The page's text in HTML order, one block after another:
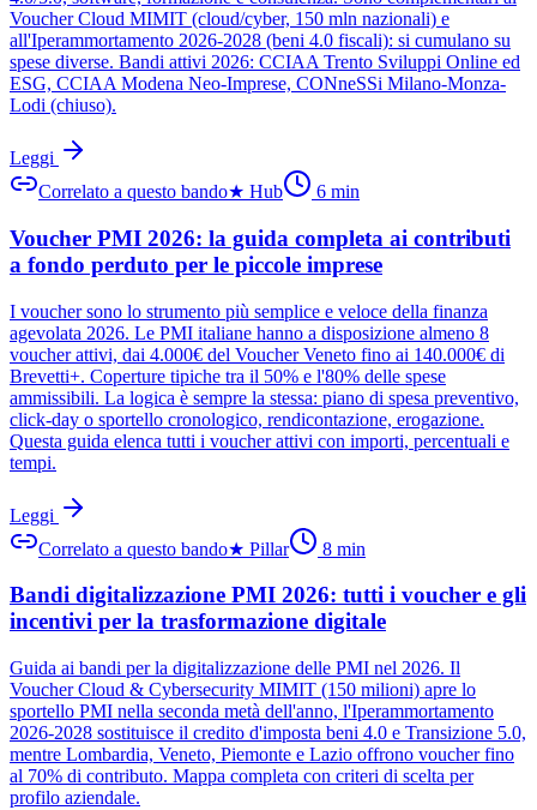
Voucher Cloud MIMIT (cloud/cyber, 150 mln nazionali) e
all'Iperammortamento 2026-2028 (beni 4.0 fiscali): si cumulano su
spese diverse. Bandi attivi 2026: CCIAA Trento Sviluppi Online ed
ESG, CCIAA Modena Neo-Imprese, CONneSSi Milano-Monza-
Lodi (chiuso).
Leggi
Correlato a questo bando★ Hub 6 min
Voucher PMI 2026: la guida completa ai contributi
a fondo perduto per le piccole imprese
I voucher sono lo strumento più semplice e veloce della finanza
agevolata 2026. Le PMI italiane hanno a disposizione almeno 8
voucher attivi, dai 4.000€ del Voucher Veneto fino ai 140.000€ di
Brevetti+. Coperture tipiche tra il 50% e l'80% delle spese
ammissibili. La logica è sempre la stessa: piano di spesa preventivo,
click-day o sportello cronologico, rendicontazione, erogazione.
Questa guida elenca tutti i voucher attivi con importi, percentuali e
tempi.
Leggi
Correlato a questo bando★ Pillar 8 min
Bandi digitalizzazione PMI 2026: tutti i voucher e gli
incentivi per la trasformazione digitale
Guida ai bandi per la digitalizzazione delle PMI nel 2026. Il
Voucher Cloud & Cybersecurity MIMIT (150 milioni) apre lo
sportello PMI nella seconda metà dell'anno, l'Iperammortamento
2026-2028 sostituisce il credito d'imposta beni 4.0 e Transizione 5.0,
mentre Lombardia, Veneto, Piemonte e Lazio offrono voucher fino
al 70% di contributo. Mappa completa con criteri di scelta per
profilo aziendale.